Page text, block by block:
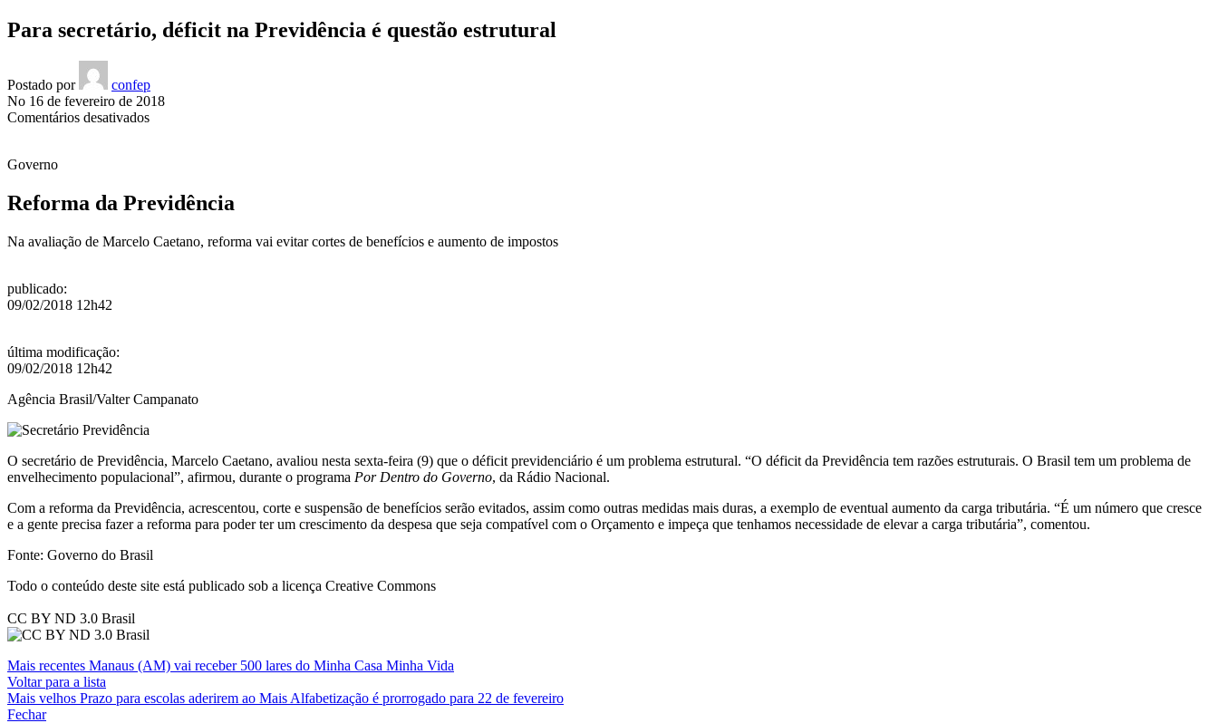
Para secretário, déficit na Previdência é questão estrutural
Postado por
confep
No 16 de fevereiro de 2018
Comentários desativadosem
Previdência
é
estrutural
Governo
Reforma da Previdência
Na avaliação de Marcelo Caetano, reforma vai evitar cortes de benefícios e aumento de impostos
publicado:
09/02/2018 12h42
última modificação:
09/02/2018 12h42
Agência Brasil/Valter Campanato
O secretário de Previdência, Marcelo Caetano, avaliou nesta sexta-feira (9) que o déficit previdenciário é um problema estrutural. “O déficit da Previdência tem razões estruturais. O Brasil tem um problema de
envelhecimento populacional”, afirmou, durante o programa Por Dentro do Governo, da Rádio Nacional.
Com a reforma da Previdência, acrescentou, corte e suspensão de benefícios serão evitados, assim como outras medidas mais duras, a exemplo de eventual aumento da carga tributária. “É um número que cresce
e a gente precisa fazer a reforma para poder ter um crescimento da despesa que seja compatível com o Orçamento e impeça que tenhamos necessidade de elevar a carga tributária”, comentou.
Fonte: Governo do Brasil
Todo o conteúdo deste site está publicado sob a licença Creative Commons
CC BY ND 3.0 Brasil
Mais recentes Manaus (AM) vai receber 500 lares do Minha Casa Minha Vida
Voltar para a lista
Mais velhos Prazo para escolas aderirem ao Mais Alfabetização é prorrogado para 22 de fevereiro
Fechar